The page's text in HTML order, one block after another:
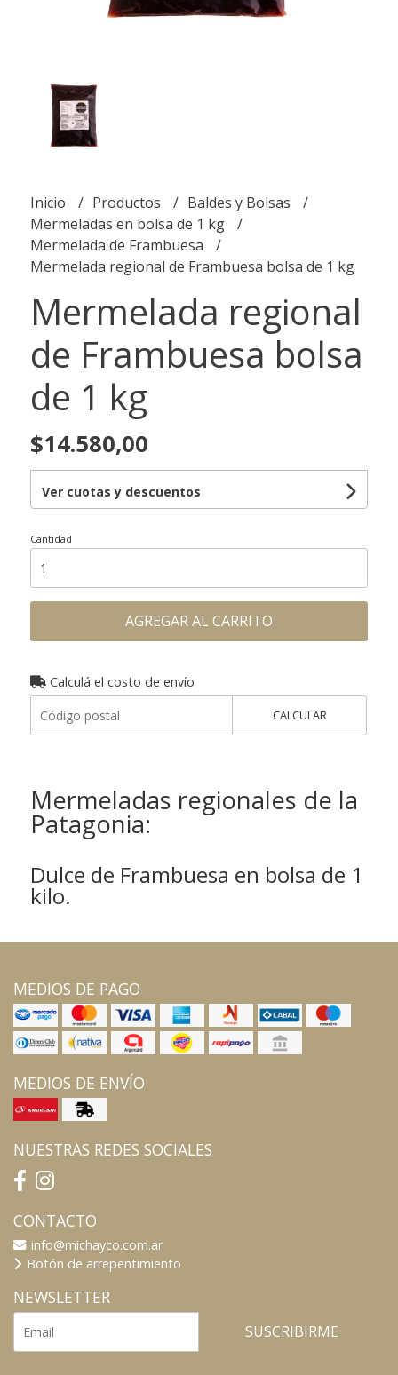
Inicio Productos
Baldes y Bolsas
Mermeladas en bolsa de 1 kg
Mermelada de Frambuesa
Mermelada regional de Frambuesa bolsa de 1 kg
Mermelada regional
de Frambuesa bolsa
de 1 kg
$14.580,00
Ver cuotas y descuentos
Cantidad
AGREGAR AL CARRITO
Calculá el costo de envío
CALCULAR
Mermeladas regionales de la
Patagonia:
Dulce de Frambuesa en bolsa de 1
kilo.
MEDIOS DE PAGO
MEDIOS DE ENVÍO
NUESTRAS REDES SOCIALES
CONTACTO
info@michayco.com.ar
Botón de arrepentimiento
NEWSLETTER
SUSCRIBIRME